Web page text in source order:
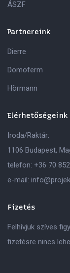
ÁSZF
Partnereink
Dierre
Domoferm
Hörmann
Elérhetőségeink
Iroda/Raktár:
1106 Budapest,
telefon: +36 70
e-mail:
Fizetés
Felhívjuk szíves
fizetésre nincs